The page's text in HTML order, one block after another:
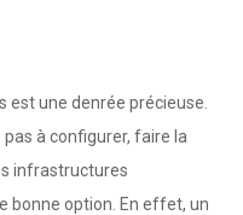
est une denrée précieuse.
à configurer, faire la
infrastructures
bonne option. En effet, un